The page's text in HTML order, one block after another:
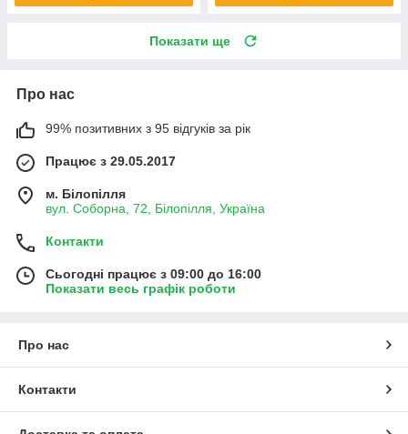
Показати ще
Про нас
99% позитивних з 95 відгуків за рік
Працює з 29.05.2017
м. Білопілля
вул. Соборна, 72, Білопілля, Україна
Контакти
Сьогодні працює з 09:00 до 16:00
Показати весь графік роботи
Про нас
Контакти